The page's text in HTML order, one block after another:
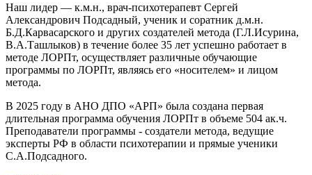
Наш лидер — к.м.н., врач-психотерапевт Сергей
Александрович Подсадный, ученик и соратник д.м.н.
Б.Д.Карвасарского и других создателей метода (Г.Л.Исурина,
В.А.Ташлыков) в течение более 35 лет успешно работает в
методе ЛОРПт, осуществляет различные обучающие
программы по ЛОРПт, являясь его «носителем» и лицом
метода.
В 2025 году в АНО ДПО «АРП» была создана первая
длительная программа обучения ЛОРПт в объеме 504 ак.ч.
Преподаватели программы - создатели метода, ведущие
эксперты РФ в области психотерапии и прямые ученики
С.А.Подсадного.